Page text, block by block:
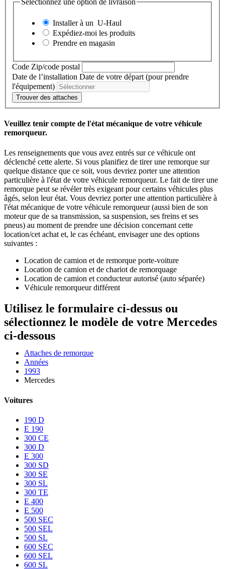
Sélectionnez une option de livraison
Installer à un U-Haul
Expédiez-moi les produits
Prendre en magasin
Code Zip/code postal
Date de l’installation Date de votre départ (pour prendre
l'équipement)
Trouver des attaches
Veuillez tenir compte de l'état mécanique de votre véhicule
remorqueur.
Les renseignements que vous avez entrés sur ce véhicule ont
déclenché cette alerte. Si vous planifiez de tirer une remorque sur
quelque distance que ce soit, vous devriez porter une attention
particulière à l'état de votre véhicule remorqueur. Le fait de tirer une
remorque peut se révéler très exigeant pour certains véhicules plus
âgés, selon leur état. Vous devriez porter une attention particulière à
l'état mécanique de votre véhicule remorqueur (aussi bien de son
moteur que de sa transmission, sa suspension, ses freins et ses
pneus) au moment de prendre une décision concernant cette
location/cet achat et, le cas échéant, envisager une des options
suivantes :
Location de camion et de remorque porte-voiture
Location de camion et de chariot de remorquage
Location de camion et conducteur autorisé (auto séparée)
Véhicule remorqueur différent
Utilisez le formulaire ci-dessus ou
sélectionnez le modèle de votre Mercedes
ci-dessous
Attaches de remorque
Années
1993
Mercedes
Voitures
190 D
E 190
300 CE
300 D
E 300
300 SD
300 SE
300 SL
300 TE
E 400
E 500
500 SEC
500 SEL
500 SL
600 SEC
600 SEL
600 SL